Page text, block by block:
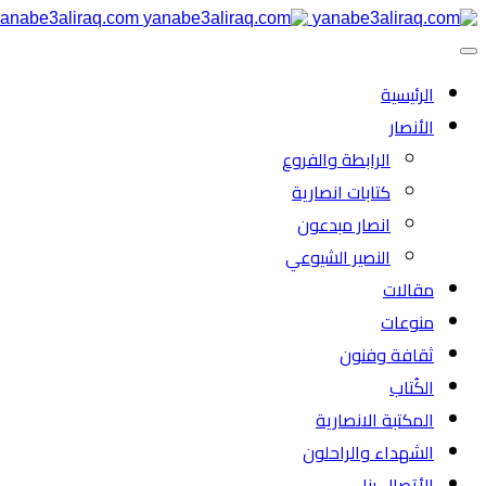
الرئیسية
الأنصار
الرابطة والفروع
كتابات انصارية
انصار مبدعون
النصیر الشیوعي
مقالات
منوعات
ثقافة وفنون
الكُتاب
المكتبة الانصارية
الشهداء والراحلون